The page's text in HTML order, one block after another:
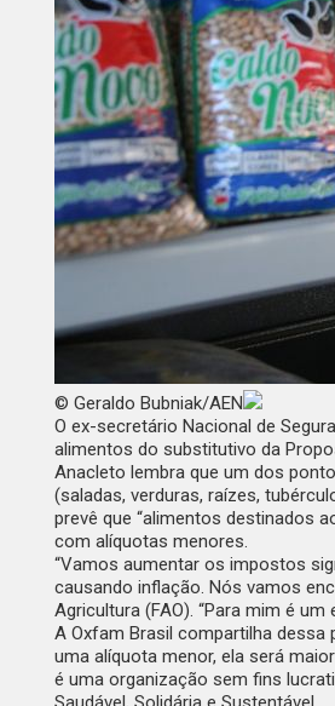
© Geraldo Bubniak/AEN
O ex-secretário Nacional de
alimentos do substitutivo da
Anacleto lembra que um dos
(saladas, verduras, raízes,
prevê que “alimentos destinados
com alíquotas menores.
“Vamos aumentar os impostos
causando inflação. Nós vamos
Agricultura (FAO). “Para mim é um
A Oxfam Brasil compartilha dessa
uma alíquota menor, ela será
é uma organização sem fins